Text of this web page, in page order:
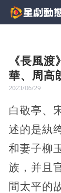
《長風
華、周高
2023/06/29
白敬亭、
述的是紈
和妻子柳
族，并且
間太平的